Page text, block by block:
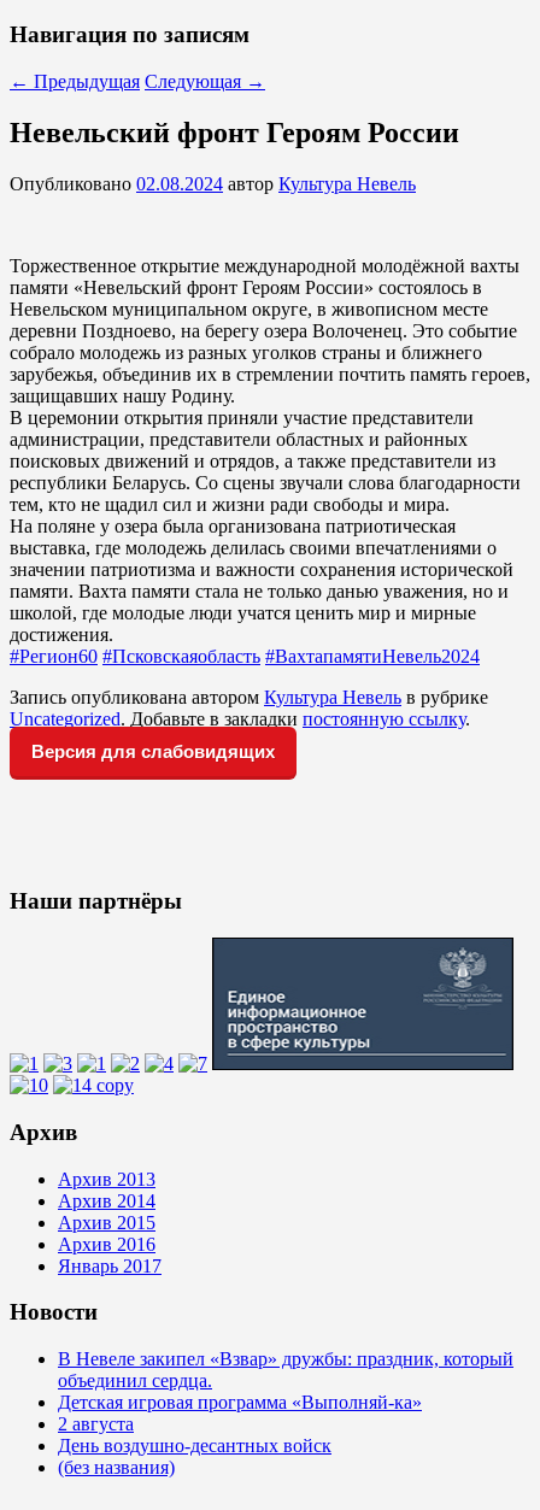
Навигация по записям
← Предыдущая Следующая →
Невельский фронт Героям России
Опубликовано 02.08.2024 автор Культура Невель
Торжественное открытие международной молодёжной вахты
памяти «Невельский фронт Героям России» состоялось в
Невельском муниципальном округе, в живописном месте
деревни Поздноево, на берегу озера Волоченец. Это событие
собрало молодежь из разных уголков страны и ближнего
зарубежья, объединив их в стремлении почтить память героев,
защищавших нашу Родину.
В церемонии открытия приняли участие представители
администрации, представители областных и районных
поисковых движений и отрядов, а также представители из
республики Беларусь. Со сцены звучали слова благодарности
тем, кто не щадил сил и жизни ради свободы и мира.
На поляне у озера была организована патриотическая
выставка, где молодежь делилась своими впечатлениями о
значении патриотизма и важности сохранения исторической
памяти. Вахта памяти стала не только данью уважения, но и
школой, где молодые люди учатся ценить мир и мирные
достижения.
#Регион60 #Псковскаяобласть #ВахтапамятиНевель2024
Запись опубликована автором Культура Невель в рубрике
Uncategorized. Добавьте в закладки постоянную ссылку.
Версия для слабовидящих
Наши партнёры
Архив
Архив 2013
Архив 2014
Архив 2015
Архив 2016
Январь 2017
Новости
В Невеле закипел «Взвар» дружбы: праздник, который
объединил сердца.
Детская игровая программа «Выполняй-ка»
2 августа
День воздушно-десантных войск
(без названия)